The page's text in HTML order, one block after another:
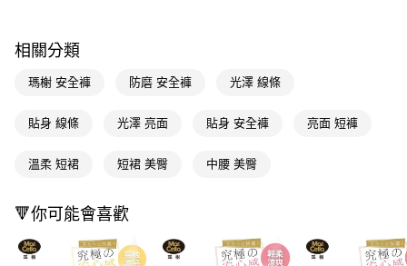
相關說明
【關於「AFTEE先享後付」】
１．簡單：不需註冊會員、不需綁卡、不需儲值。
３．安心：先確認商品／服務後，再付款。
１．於結帳方式選擇「AFTEE先享後付」後，將跳轉至「AFTEE先享後付」
結帳頁面，進行簡訊認證並確認金額後，即可完成結帳。
２．訂單成立數日內，您將收到繳費通知簡訊。
３．收到繳費通知簡訊後14天內，點擊此簡訊中的連結，可透過四大超商／
即享券
全家取貨付款
付款後全家取貨
每筆NT$65，滿NT$390(含以上)免運費
相關分類
瑪榭 安全褲 防磨 安全褲 光澤 線條
貼身 線條 光澤 亮面 貼身 安全褲 亮面 短褲
溫柔 短裙 短裙 美臀 中腰 美臀
🔻你可能會喜歡